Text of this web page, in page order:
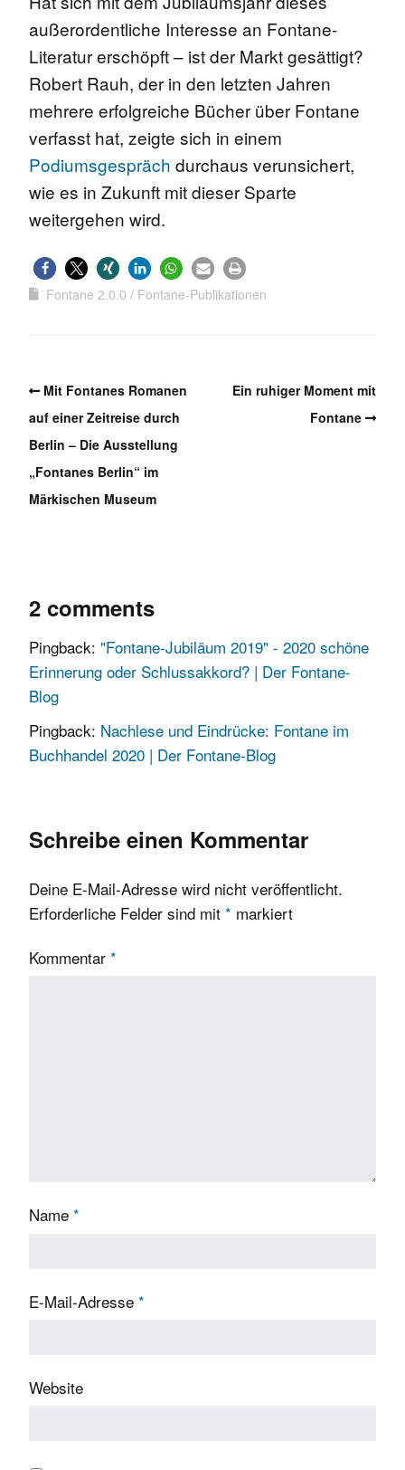
außerordentliche Interesse an Fontane-
Literatur erschöpft – ist der Markt gesättigt?
Robert Rauh, der in den letzten Jahren
mehrere erfolgreiche Bücher über Fontane
verfasst hat, zeigte sich in einem
Podiumsgespräch durchaus verunsichert,
wie es in Zukunft mit dieser Sparte
weitergehen wird.
Fontane 2.0.0 Fontane-Publikationen
Mit Fontanes Romanen
auf einer Zeitreise durch
Berlin – Die Ausstellung
„Fontanes Berlin“ im
Märkischen Museum
Ein ruhiger Moment mit
Fontane
2 comments
Pingback: "Fontane-Jubiläum 2019" - 2020 schöne
Erinnerung oder Schlussakkord? | Der Fontane-
Blog
Pingback: Nachlese und Eindrücke: Fontane im
Buchhandel 2020 | Der Fontane-Blog
Schreibe einen Kommentar
Deine E-Mail-Adresse wird nicht veröffentlicht.
Erforderliche Felder sind mit * markiert
Kommentar *
Name *
E-Mail-Adresse *
Website